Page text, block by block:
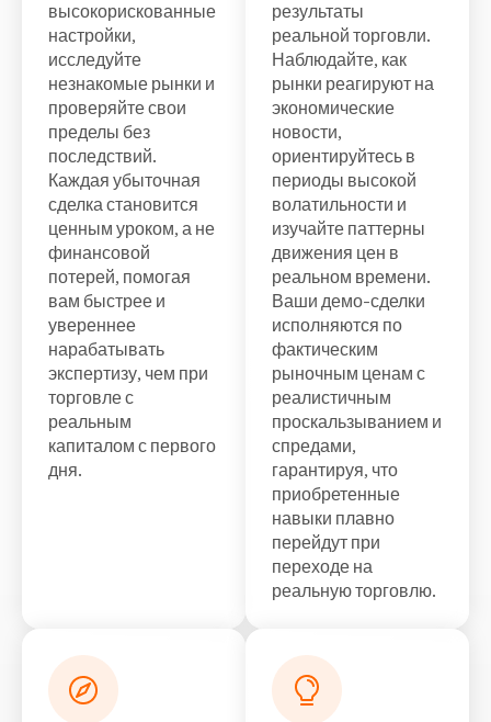
высокорискованные
настройки,
исследуйте
незнакомые рынки и
проверяйте свои
пределы без
последствий.
Каждая убыточная
сделка становится
ценным уроком, а не
финансовой
потерей, помогая
вам быстрее и
увереннее
нарабатывать
экспертизу, чем при
торговле с
реальным
капиталом с первого
дня.
результаты
реальной торговли.
Наблюдайте, как
рынки реагируют на
экономические
новости,
ориентируйтесь в
периоды высокой
волатильности и
изучайте паттерны
движения цен в
реальном времени.
Ваши демо-сделки
исполняются по
фактическим
рыночным ценам с
реалистичным
проскальзыванием и
спредами,
гарантируя, что
приобретенные
навыки плавно
перейдут при
переходе на
реальную торговлю.